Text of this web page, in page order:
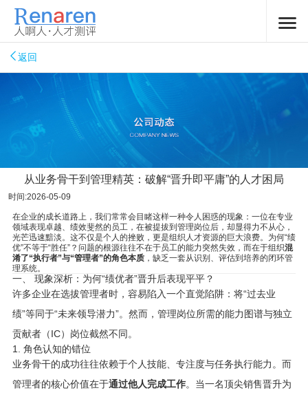
返回
从业务骨干到管理精英：破解“晋升即平庸”的人才困局
时间:2026-05-09
在企业的成长道路上，我们常常会目睹这样一种令人困惑的现象：一位在专业
领域表现卓越、绩效斐然的员工，在被提拔到管理岗位后，却显得力不从心，
光芒迅速黯淡。这不仅是个人的挫败，更是组织人才资源的巨大浪费。为何“绩
优”不等于“胜任”？问题的根源往往不在于员工的能力突然失效，而在于组织混
淆了“执行者”与“管理者”的角色本质，缺乏一套从识别、评估到培养的闭环管
理系统。
一、 现象深析：为何“绩优者”晋升后表现平平？
许多企业在选拔管理者时，容易陷入一个直觉陷阱：将“过去业
绩”等同于“未来领导潜力”。然而，管理岗位所需的能力图谱与独立
贡献者（IC）岗位截然不同。
1. 角色认知的错位
业务骨干的成功往往依赖于个人技能、专注度与任务执行能力。而
管理者的核心价值在于通过他人完成工作。当一名顶尖销售晋升为